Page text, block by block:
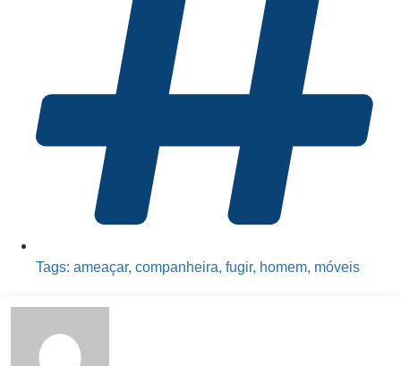
Tags: ameaçar, companheira, fugir, homem, móveis